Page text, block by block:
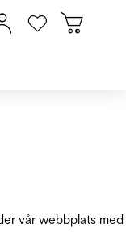
vår webbplats med